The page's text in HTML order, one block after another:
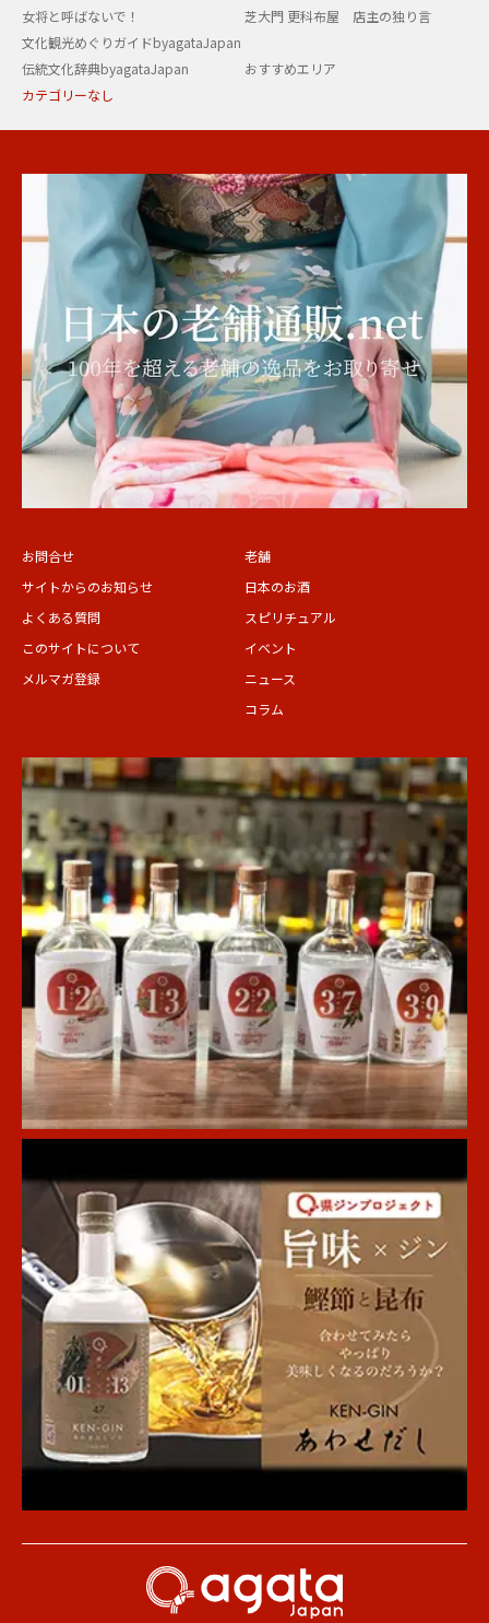
女将と呼ばないで！
芝大門 更科布屋 店主の独り言
文化観光めぐりガイドbyagataJapan
伝統文化辞典byagataJapan
おすすめエリア
カテゴリーなし
お問合せ
サイトからのお知らせ
よくある質問
このサイトについて
メルマガ登録
老舗
日本のお酒
スピリチュアル
イベント
ニュース
コラム